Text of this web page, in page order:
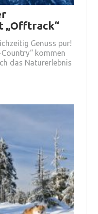
„Offtrack“
Genuss pur!
kommen
das Naturerlebnis